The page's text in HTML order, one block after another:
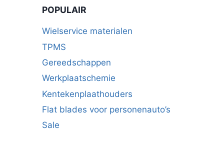
gekozen
productpagina
worden
POPULAIR
Wielservice materialen
TPMS
Gereedschappen
Werkplaatschemie
Kentekenplaathouders
Flat blades voor personenauto’s
Sale